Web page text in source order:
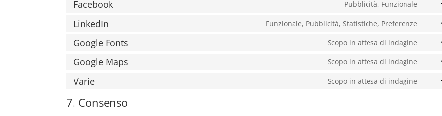
Facebook Pubblicità, Funzionale
LinkedIn Funzionale, Pubblicità, Statistiche, Preferenze
Google Fonts Scopo in attesa di indagine
Google Maps Scopo in attesa di indagine
Varie Scopo in attesa di indagine
7. Consenso